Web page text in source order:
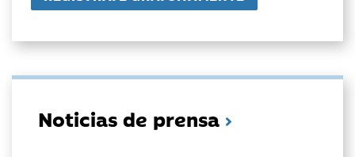
Noticias de prensa